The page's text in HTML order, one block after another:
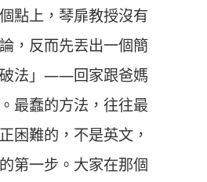
點上，琴扉教授沒有
，反而先丟出一個簡
法」——回家跟爸媽
最蠢的方法，往往最
困難的，不是英文，
第一步。大家在那個